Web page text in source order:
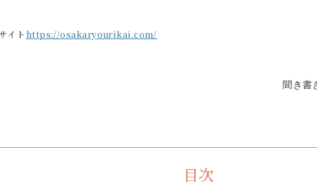
イト https://osakaryourikai.com/
聞き
目次